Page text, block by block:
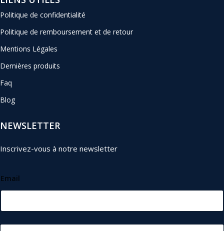
Politique de confidentialité
Politique de remboursement et de retour
Mentions Légales
Dernières produits
Faq
Blog
NEWSLETTER
Inscrivez-vous à notre newsletter
Email